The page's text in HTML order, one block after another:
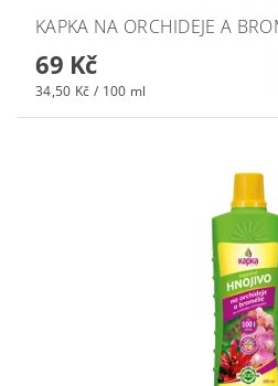
KAPKA NA ORCHIDEJE A
69 Kč
34,50 Kč / 100 ml